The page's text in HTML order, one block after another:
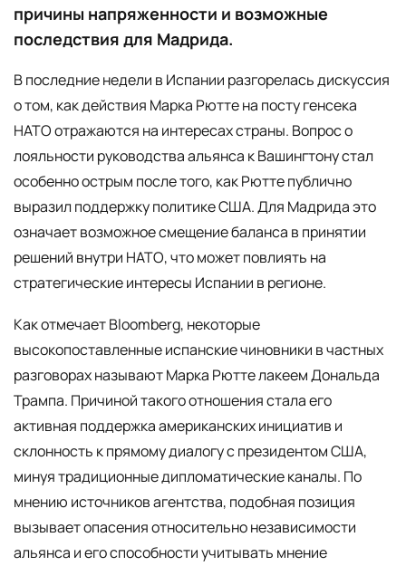
причины напряженности и возможные
последствия для Мадрида.
В последние недели в Испании разгорелась дискуссия
о том, как действия Марка Рютте на посту генсека
НАТО отражаются на интересах страны. Вопрос о
лояльности руководства альянса к Вашингтону стал
особенно острым после того, как Рютте публично
выразил поддержку политике США. Для Мадрида это
означает возможное смещение баланса в принятии
решений внутри НАТО, что может повлиять на
стратегические интересы Испании в регионе.
Как отмечает Bloomberg, некоторые
высокопоставленные испанские чиновники в частных
разговорах называют Марка Рютте лакеем Дональда
Трампа. Причиной такого отношения стала его
активная поддержка американских инициатив и
склонность к прямому диалогу с президентом США,
минуя традиционные дипломатические каналы. По
мнению источников агентства, подобная позиция
вызывает опасения относительно независимости
альянса и его способности учитывать мнение